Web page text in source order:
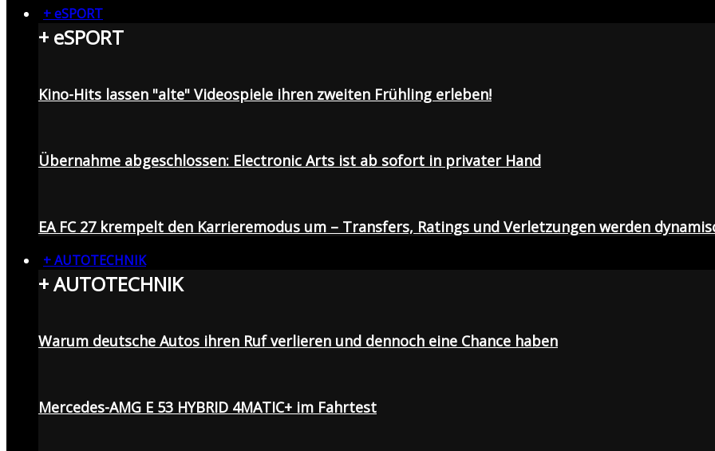
+ eSPORT
+ eSPORT
Kino-Hits lassen "alte" Videospiele ihren zweiten Frühling erleben!
Übernahme abgeschlossen: Electronic Arts ist ab sofort in privater Hand
EA FC 27 krempelt den Karrieremodus um – Transfers, Ratings und Verletzungen werden
+ AUTOTECHNIK
+ AUTOTECHNIK
Warum deutsche Autos ihren Ruf verlieren und dennoch eine Chance haben
Mercedes-AMG E 53 HYBRID 4MATIC+ im Fahrtest